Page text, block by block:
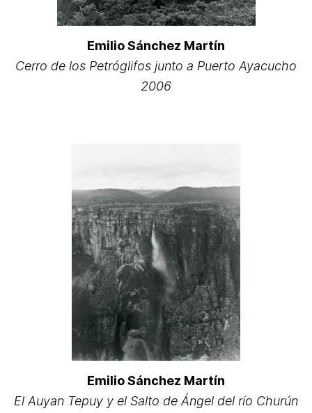
Emilio Sánchez Martín
Cerro de los Petróglifos junto a Puerto Ayacucho
2006
Emilio Sánchez Martín
El Auyan Tepuy y el Salto de Ángel del río Churún